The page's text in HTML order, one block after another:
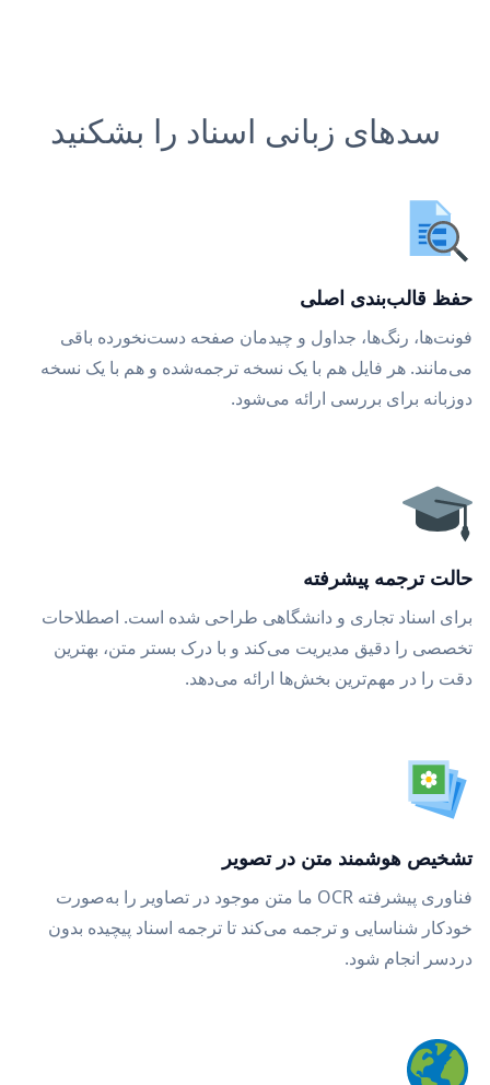
سدهای زبانی اسناد را بشکنید
حفظ قالب‌بندی اصلی
فونت‌ها، رنگ‌ها، جداول و چیدمان صفحه دست‌نخورده باقی
می‌مانند. هر فایل هم با یک نسخه ترجمه‌شده و هم با یک نسخه
دوزبانه برای بررسی ارائه می‌شود.
حالت ترجمه پیشرفته
برای اسناد تجاری و دانشگاهی طراحی شده است. اصطلاحات
تخصصی را دقیق مدیریت می‌کند و با درک بستر متن، بهترین
دقت را در مهم‌ترین بخش‌ها ارائه می‌دهد.
تشخیص هوشمند متن در تصویر
فناوری پیشرفته OCR ما متن موجود در تصاویر را به‌صورت
خودکار شناسایی و ترجمه می‌کند تا ترجمه اسناد پیچیده بدون
دردسر انجام شود.